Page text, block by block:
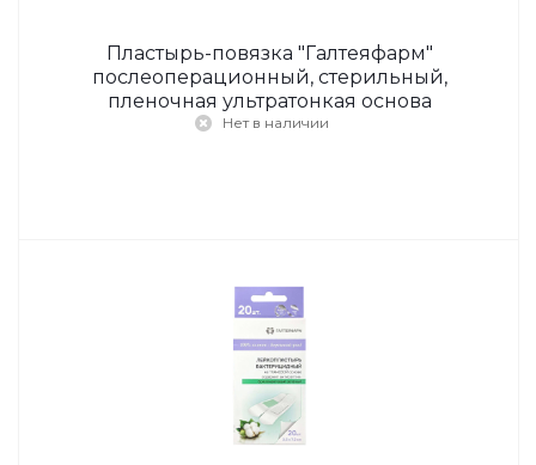
Пластырь-повязка "Галтеяфарм"
послеоперационный, стерильный,
пленочная ультратонкая основа
Нет в наличии